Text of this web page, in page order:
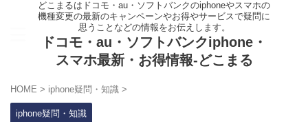
どこまるはドコモ・au・ソフトバンクのiphoneやスマホの
機種変更の最新のキャンペーンやお得やサービスで疑問に
思うことなどの情報をお伝えします。
ドコモ・au・ソフトバンクiphone・
スマホ最新・お得情報-どこまる
HOME > iphone疑問・知識 >
iphone疑問・知識